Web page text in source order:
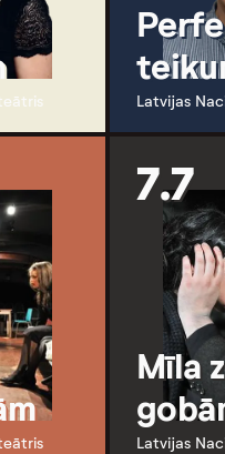
Latvijas
7.7
Mīla
Latvijas